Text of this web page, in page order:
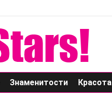
Знаменитости Красота